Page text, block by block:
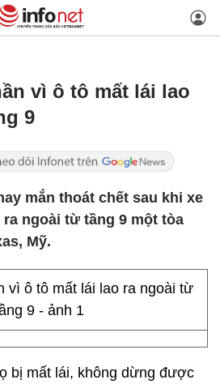
vì ô tô mất lái lao
9
mắn thoát chết sau khi xe
ngoài từ tầng 9 một tòa
Mỹ.
bị mất lái, không dừng được